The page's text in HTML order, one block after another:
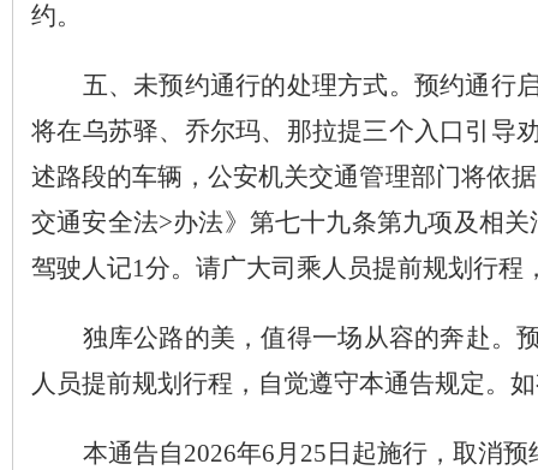
约。
五、未预约通行的处理方式。 预约通行
将在乌苏驿、乔尔玛、那拉提三个入口引导
述路段的车辆，公安机关交通管理部门将依
交通安全法>办法》第七十九条第九项及相
驾驶人记1分。请广大司乘人员提前规划行程
独库公路的美，值得一场从容的奔赴。
人员提前规划行程，自觉遵守本通告规定。
本通告自2026年6月 25 日 起施行，取消